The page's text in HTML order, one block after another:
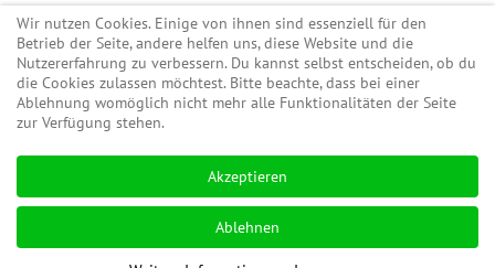
Datenschutzinformation
Informationspflicht WKO
AGB
Begriff "Enduro" auf Wikipedia
#enduroaustria, #wirlebenenduro #enduroaustriaracingteam
Enduro-Austria, Enduro, Endurosport, Endurocross, Endurotraining, Endurotouren,
Endurorennen, Hardenduro, Extreme Enduro
Wir nutzen Cookies. Einige von ihnen sind essenziell für den
Betrieb der Seite, andere helfen uns, diese Website und die
Nutzererfahrung zu verbessern. Du kannst selbst entscheiden, ob du
die Cookies zulassen möchtest. Bitte beachte, dass bei einer
Ablehnung womöglich nicht mehr alle Funktionalitäten der Seite
zur Verfügung stehen.
Akzeptieren
Ablehnen